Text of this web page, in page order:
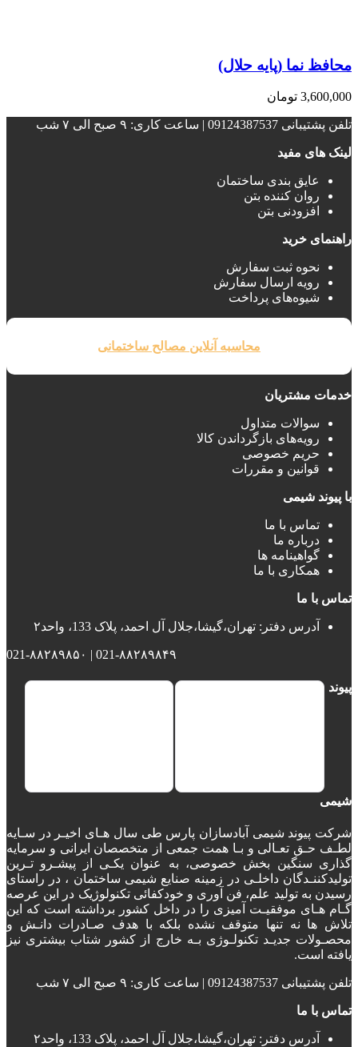
محافظ نما (پایه حلال)
3,600,000 تومان
تلفن پشتیبانی 09124387537 | ساعت کاری: ۹ صبح الی ۷ شب
لینک های مفید
عایق بندی ساختمان‌
روان کننده بتن
افزودنی بتن
راهنمای خرید
نحوه ثبت سفارش
رویه ارسال سفارش
شیوه‌های پرداخت
محاسبه آنلاین مصالح ساختمانی
خدمات مشتریان
سوالات متداول
رویه‌های بازگرداندن کالا
حریم خصوصی
قوانین و مقررات
با پیوند شیمی
تماس با ما
درباره ما
گواهینامه ها
همکاری با ما
تماس با ما
آدرس دفتر: تهران،گیشا،جلال آل احمد، پلاک 133، واحد۲
021-۸۸۲۸۹۸۴۹ | 021-۸۸۲۸۹۸۵۰
پیوند
شیمی
شرکت پیوند شیمی آبادسازان پارس طی سال هـای اخیـر در سـایه
لطـف حـق تعـالی و بـا همت جمعی از متخصصان ایرانی و سرمایه
گذاری سنگین بخش خصوصی، به عنوان یکـی از پیشـرو تـرین
تولیدکننـدگان داخلـی در زمینه صنایع شیمی ساختمان ، در راستای
رسیدن به تولید علم، فن آوری و خودکفائی تکنولوژیک در این عرصه
گـام هـای موفقیـت آمیزی را در داخل کشور برداشته است که این
تلاش ها نه تنها متوقف نشده بلکه با هدف صـادرات دانـش و
محصـولات جدیـد تکنولـوژی بـه خارج از کشور شتاب بیشتری نیز
یافته است.
تلفن پشتیبانی 09124387537 | ساعت کاری: ۹ صبح الی ۷ شب
تماس با ما
آدرس دفتر: تهران،گیشا،جلال آل احمد، پلاک 133، واحد۲